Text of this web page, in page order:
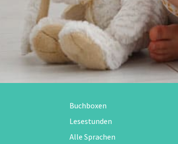
Buchboxen
Lesestunden
Alle Sprachen